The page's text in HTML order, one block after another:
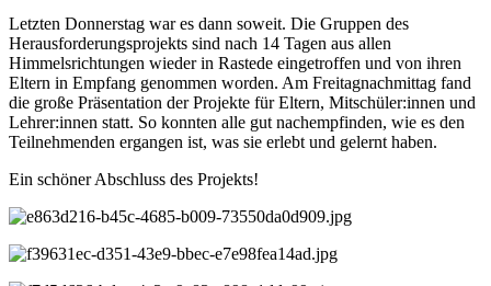
Letzten Donnerstag war es dann soweit. Die Gruppen des
Herausforderungsprojekts sind nach 14 Tagen aus allen
Himmelsrichtungen wieder in Rastede eingetroffen und von ihren
Eltern in Empfang genommen worden. Am Freitagnachmittag fand
die große Präsentation der Projekte für Eltern, Mitschüler:innen und
Lehrer:innen statt. So konnten alle gut nachempfinden, wie es den
Teilnehmenden ergangen ist, was sie erlebt und gelernt haben.
Ein schöner Abschluss des Projekts!